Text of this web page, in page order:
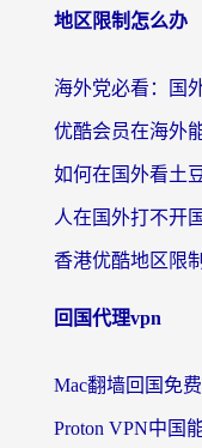
地区限制怎么办
回国代理vpn